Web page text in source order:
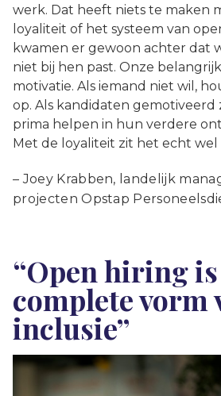
werk. Dat heeft niets te maken
loyaliteit of het systeem van
kwamen er gewoon achter dat
niet bij hen past. Onze
motivatie. Als iemand niet wil,
op. Als kandidaten gemotiveerd
prima helpen in hun verdere
Met de loyaliteit zit het echt wel
– Joey Krabben, landelijk
projecten Opstap
“Open hiring
complete vorm
inclusie”